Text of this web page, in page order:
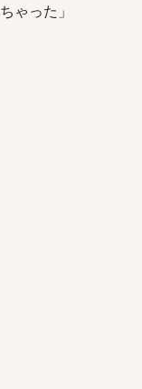
ゃった」